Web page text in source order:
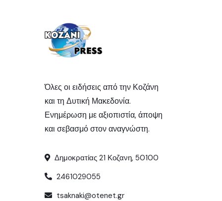
Όλες οι ειδήσεις από την Κοζάνη
και τη Δυτική Μακεδονία.
Ενημέρωση με αξιοπιστία, άποψη
και σεβασμό στον αναγνώστη.
Δημοκρατίας 21 Κοζανη, 50100
2461029055
tsaknaki@otenet.gr